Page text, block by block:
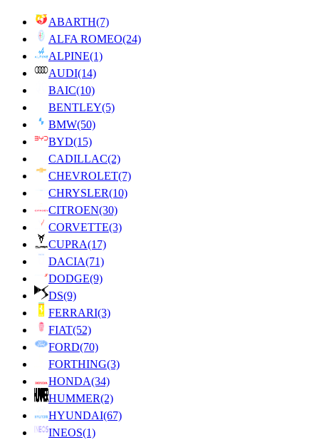
ABARTH(7)
ALFA ROMEO(24)
ALPINE(1)
AUDI(14)
BAIC(10)
BENTLEY(5)
BMW(50)
BYD(15)
CADILLAC(2)
CHEVROLET(7)
CHRYSLER(10)
CITROEN(30)
CORVETTE(3)
CUPRA(17)
DACIA(71)
DODGE(9)
DS(9)
FERRARI(3)
FIAT(52)
FORD(70)
FORTHING(3)
HONDA(34)
HUMMER(2)
HYUNDAI(67)
INEOS(1)